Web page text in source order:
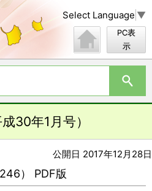
Select Language ▼
PC表
示
30年1月号）
公開日 2017年12月28日
） PDF版